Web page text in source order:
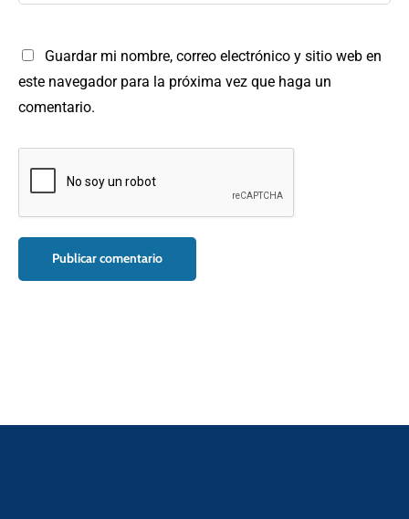
Guardar mi nombre, correo electrónico y sitio web en
este navegador para la próxima vez que haga un
comentario.